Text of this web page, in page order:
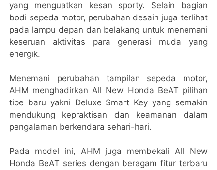
yang menguatkan kesan sporty. Selain bagian
bodi sepeda motor, perubahan desain juga terlihat
pada lampu depan dan belakang untuk menemani
keseruan aktivitas para generasi muda yang
energik.
Menemani perubahan tampilan sepeda motor,
AHM menghadirkan All New Honda BeAT pilihan
tipe baru yakni Deluxe Smart Key yang semakin
mendukung kepraktisan dan keamanan dalam
pengalaman berkendara sehari-hari.
Pada model ini, AHM juga membekali All New
Honda BeAT series dengan beragam fitur terbaru